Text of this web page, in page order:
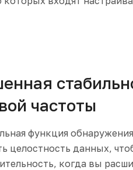
частоты
функция
целостность данных,
когда вы